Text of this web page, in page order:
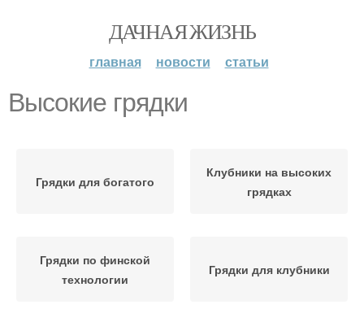
ДАЧНАЯ ЖИЗНЬ
главная новости статьи
Высокие грядки
Грядки для богатого
Клубники на высоких
грядках
Грядки по финской
технологии
Грядки для клубники